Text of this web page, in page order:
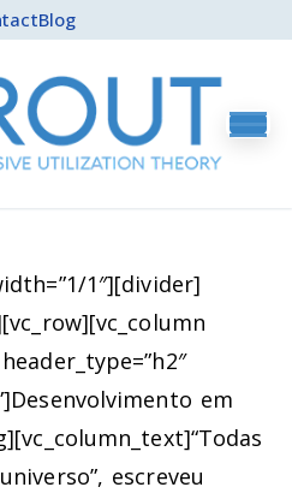
Blog
1″][divider]
em
“Todas
escreveu